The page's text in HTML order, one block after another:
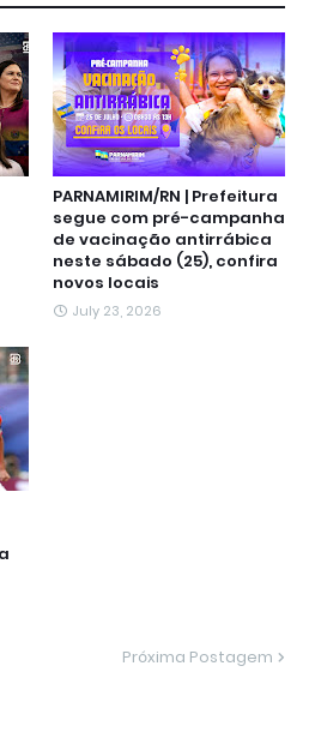
PARNAMIRIM/RN | Prefeitura
segue com pré-campanha
de vacinação antirrábica
neste sábado (25), confira
novos locais
July 23, 2026
Próxima Postagem